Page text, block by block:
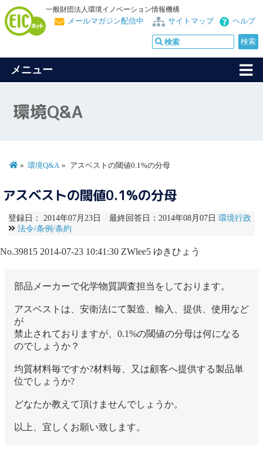
一般財団法人環境イノベーション情報機構
ヘルプ
サイトマップ
メールマガジン配信中
メニュー
環境Q&A
環境Q&A アスベストの閾値0.1%の分母
アスベストの閾値0.1%の分母
登録日： 2014年07月23日 最終回答日：2014年08月07日 環境行政
法令/条例/条約
No.39815 2014-07-23 10:41:30 ZWlee5 ゆきひょう
部品メーカーで化学物質調査担当をしております。
アスベストは、安衛法にて製造、輸入、提供、使用など
が
禁止されておりますが、0.1%の閾値の分母は何になる
のでしょうか？
均質材料毎ですか?材料毎、又は顧客へ提供する製品単
位でしょうか?
どなたか教えて頂けませんでしょうか。
以上、宜しくお願い致します。